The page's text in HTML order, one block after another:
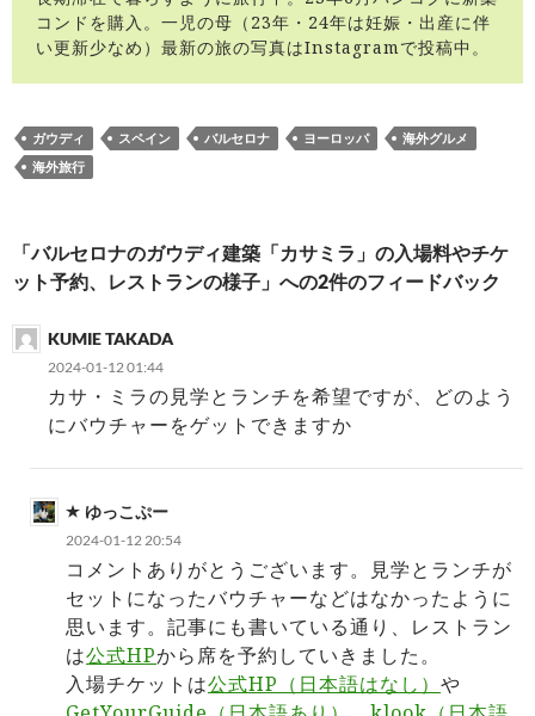
コンドを購入。一児の母（23年・24年は妊娠・出産に伴
い更新少なめ）最新の旅の写真はInstagramで投稿中。
ガウディ スペイン バルセロナ ヨーロッパ
海外グルメ
海外旅行
ビ
ゲ
シ
ョ
ン
「バルセロナのガウディ建築「カサミラ」の入場料やチケ
ット予約、レストランの様子」への2件のフィードバック
KUMIE TAKADA
2024-01-12 01:44
カサ・ミラの見学とランチを希望ですが、どのよう
にバウチャーをゲットできますか
ゆっこぷー
2024-01-12 20:54
コメントありがとうございます。見学とランチが
セットになったバウチャーなどはなかったように
思います。記事にも書いている通り、レストラン
は公式HPから席を予約していきました。
入場チケットは公式HP（日本語はなし） や